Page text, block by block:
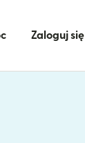
Zaloguj się
oknie)
oknie)